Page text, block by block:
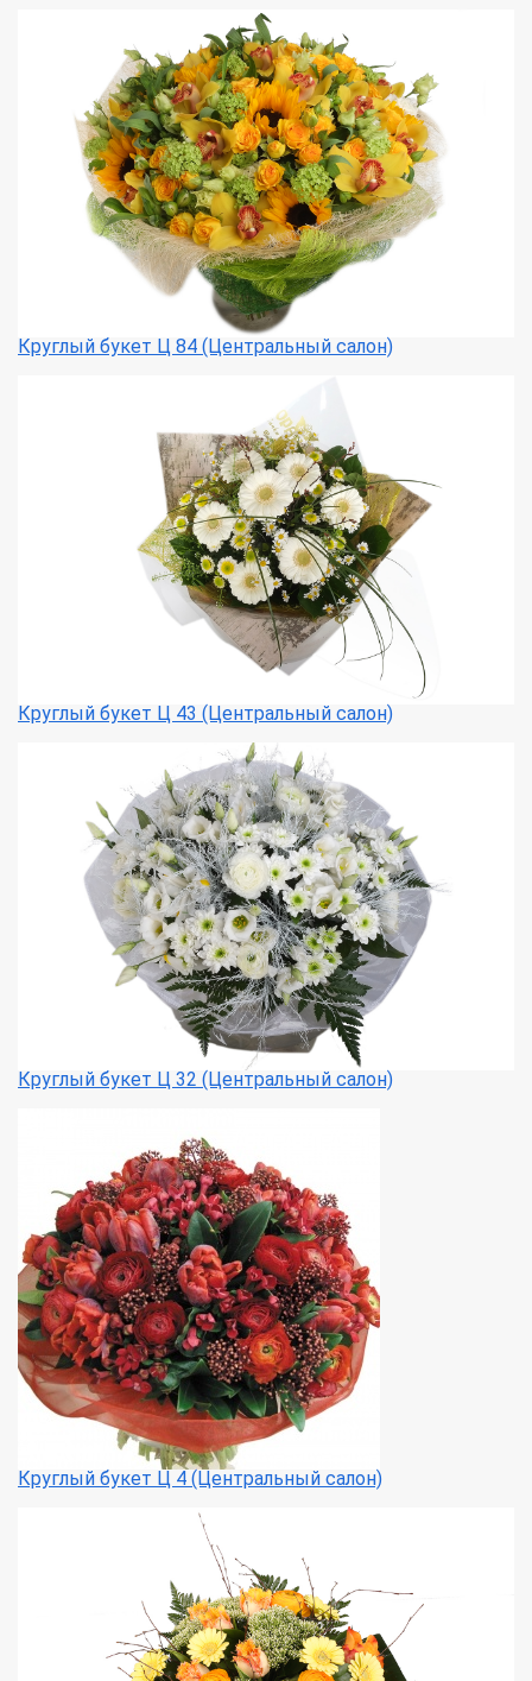
Круглый букет Ц 84 (Центральный салон)
Круглый букет Ц 43 (Центральный салон)
Круглый букет Ц 32 (Центральный салон)
Круглый букет Ц 4 (Центральный салон)